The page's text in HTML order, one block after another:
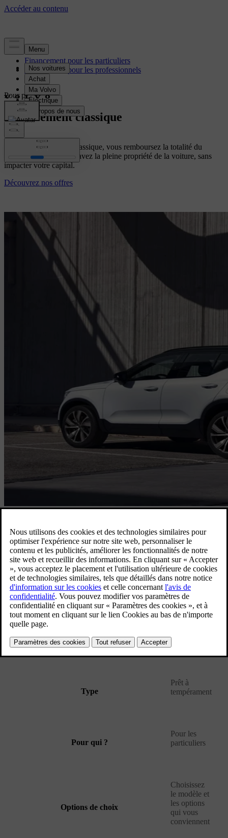
Financement pour les particuliers
Financement pour les professionnels
Pour particuliers
Financement classique
Avec ce financement classique, vous remboursez la totalité du
montant financé. Vous avez la pleine propriété de la voiture, sans
impacter votre capital.
Découvrez nos offres
Vous maîtrisez toujours votre budget. Pendant toute la durée du
contrat, vous payez un montant fixe par mois ; votre réserve
d’épargne reste ainsi intacte. Vous pouvez en outre combiner votre
financement avec une assurance RC très intéressante ainsi qu’une
assurance omnium par l’intermédiaire de Volvo Car Insurance.
Contactez votre distributeur
Caractéristiques Financement classique
Type
Prêt à
tempérament
Pour qui ?
Pour les
particuliers
Options de choix
Choisissez
le modèle et
les options
qui vous
conviennent